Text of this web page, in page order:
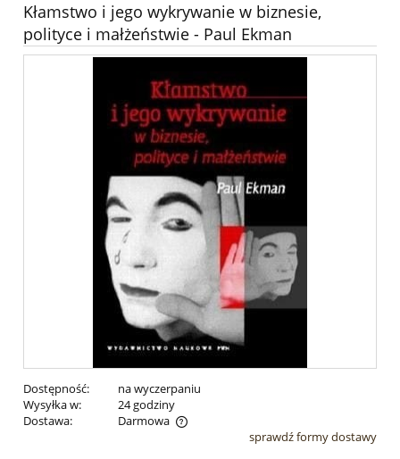
Kłamstwo i jego wykrywanie w biznesie,
polityce i małżeństwie - Paul Ekman
Dostępność:
na wyczerpaniu
Wysyłka w:
24 godziny
Dostawa:
Darmowa
Cena nie zawiera ewentualnych kosztów płatnościsprawdź formy dostawy